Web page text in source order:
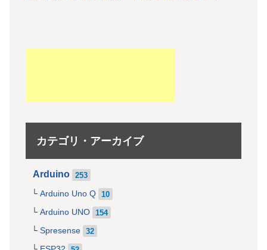
カテゴリ・アーカイブ
Arduino 253
Arduino Uno Q 10
Arduino UNO 154
Spresense 32